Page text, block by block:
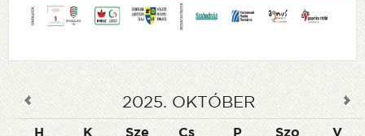
2025. OKTÓBER
H K Sze Cs P Szo V